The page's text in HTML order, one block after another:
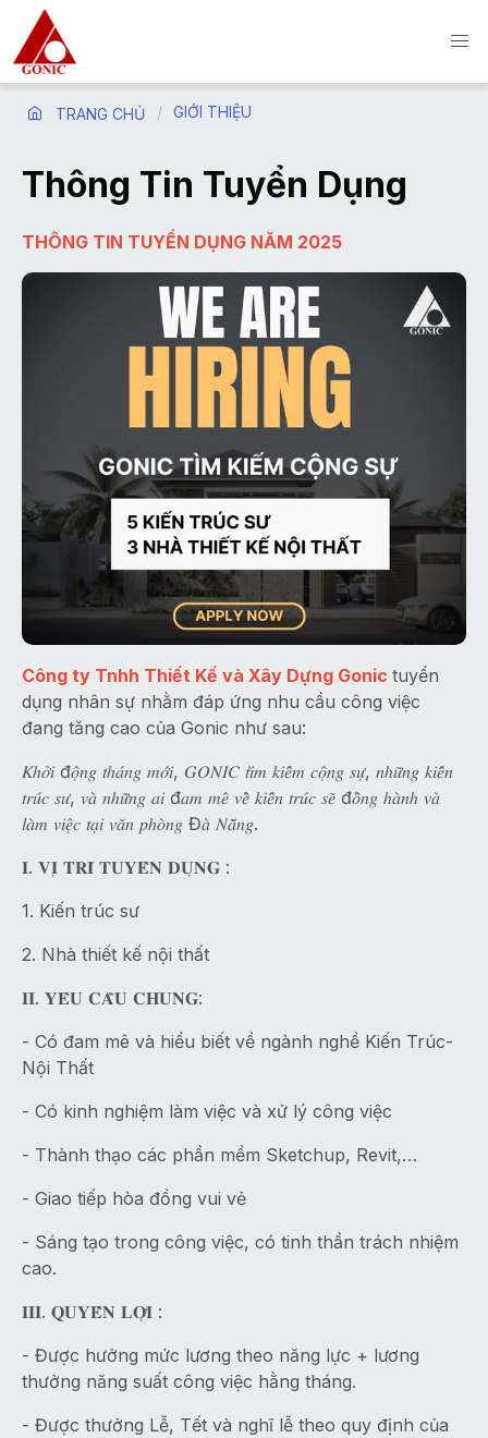
TRANG CHỦ GIỚI THIỆU
Thông Tin Tuyển Dụng
THÔNG TIN TUYỂN DỤNG NĂM 2025
Công ty Tnhh Thiết Kế và Xây Dựng Gonic tuyển
dụng nhân sự nhằm đáp ứng nhu cầu công việc
đang tăng cao của Gonic như sau:
𝐾ℎ𝑜̛̉𝑖 đ𝑜̣̂𝑛𝑔 𝑡ℎ𝑎́𝑛𝑔 𝑚𝑜̛́𝑖, 𝐺𝑂𝑁𝐼𝐶 𝑡𝑖̀𝑚 𝑘𝑖𝑒̂́𝑚 𝑐𝑜̣̂𝑛𝑔 𝑠𝑢̛̣, 𝑛ℎ𝑢̛̃𝑛𝑔 𝑘𝑖𝑒̂́𝑛
𝑡𝑟𝑢́𝑐 𝑠𝑢̛, 𝑣𝑎̀ 𝑛ℎ𝑢̛̃𝑛𝑔 𝑎𝑖 đ𝑎𝑚 𝑚𝑒̂ 𝑣𝑒̂̀ 𝑘𝑖𝑒̂́𝑛 𝑡𝑟𝑢́𝑐 𝑠𝑒̃ đ𝑜̂̀𝑛𝑔 ℎ𝑎̀𝑛ℎ 𝑣𝑎̀
𝑙𝑎̀𝑚 𝑣𝑖𝑒̣̂𝑐 𝑡𝑎̣𝑖 𝑣𝑎̆𝑛 𝑝ℎ𝑜̀𝑛𝑔 Đ𝑎̀ 𝑁𝑎̆̃𝑛𝑔.
𝐈. 𝐕𝐈̣ 𝐓𝐑𝐈́ 𝐓𝐔𝐘𝐄̂̉𝐍 𝐃𝐔̣𝐍𝐆 :
1. Kiến trúc sư
2. Nhà thiết kế nội thất
𝐈𝐈. 𝐘𝐄̂𝐔 𝐂𝐀̂̀𝐔 𝐂𝐇𝐔𝐍𝐆:
- Có đam mê và hiểu biết về ngành nghề Kiến Trúc-
Nội Thất
- Có kinh nghiệm làm việc và xử lý công việc
- Thành thạo các phần mềm Sketchup, Revit,…
- Giao tiếp hòa đồng vui vẻ
- Sáng tạo trong công việc, có tinh thần trách nhiệm
cao.
𝐈𝐈𝐈. 𝐐𝐔𝐘𝐄̂̀𝐍 𝐋𝐎̛̣𝐈 :
- Được hưởng mức lương theo năng lực + lương
thưởng năng suất công việc hằng tháng.
- Được thưởng Lễ, Tết và nghĩ lễ theo quy định của